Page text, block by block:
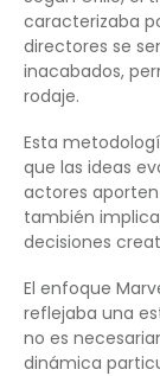
caracterizaba
directores se
inacabados,
rodaje.
Esta
que las ideas
actores
también
decisiones
El enfoque
reflejaba una
no es
dinámica